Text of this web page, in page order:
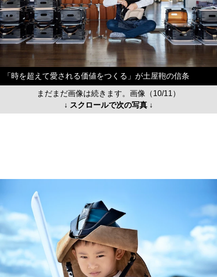
「時を超えて愛される価値をつくる」が土屋鞄の信条
まだまだ画像は続きます。画像（10/11）
↓ スクロールで次の写真 ↓